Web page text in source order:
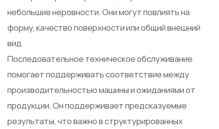
небольшие неровности. Они могут повлиять на
форму, качество поверхности или общий внешний
вид.
Последовательное техническое обслуживание
помогает поддерживать соответствие между
производительностью машины и ожиданиями от
продукции. Он поддерживает предсказуемые
результаты, что важно в структурированных